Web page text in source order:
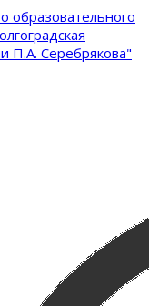
образовательного
П.А. Серебрякова"